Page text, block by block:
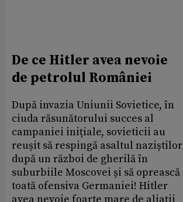
De ce Hitler avea nevoie
de petrolul României
După invazia Uniunii Sovietice, în
ciuda răsunătorului succes al
campaniei inițiale, sovieticii au
reușit să respingă asaltul naziștilor
după un război de gherilă în
suburbiile Moscovei și să oprească
toată ofensiva Germaniei! Hitler
avea nevoie foarte mare de aliații